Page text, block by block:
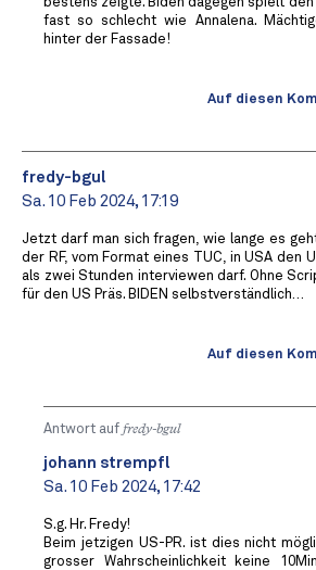
fast so schlecht wie Annalena.
hinter der Fassade!
Auf diesen
fredy-bgul
Sa. 10 Feb 2024, 17:19
Jetzt darf man sich fragen, wie lange es
der RF, vom Format eines TUC, in USA den
als zwei Stunden interviewen darf. Ohne
für den US Präs. BIDEN selbstverständlich…
Auf diesen
Antwort auf fredy-bgul
johann strempfl
Sa. 10 Feb 2024, 17:42
S.g. Hr. Fredy!
Beim jetzigen US-PR. ist dies nicht
grosser Wahrscheinlichkeit keine